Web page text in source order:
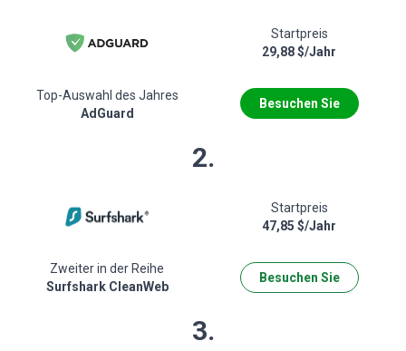
Top-Auswahl des Jahres
AdGuard
Startpreis
29,88 $/Jahr
Besuchen Sie
2.
Zweiter in der Reihe
Surfshark CleanWeb
Startpreis
47,85 $/Jahr
Besuchen Sie
3.